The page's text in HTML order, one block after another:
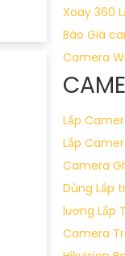
Xoay 360
Báo Giá
Camera
Lắp
Lắp
Camera
Dùng Lắp
lượng Lắp
Camera